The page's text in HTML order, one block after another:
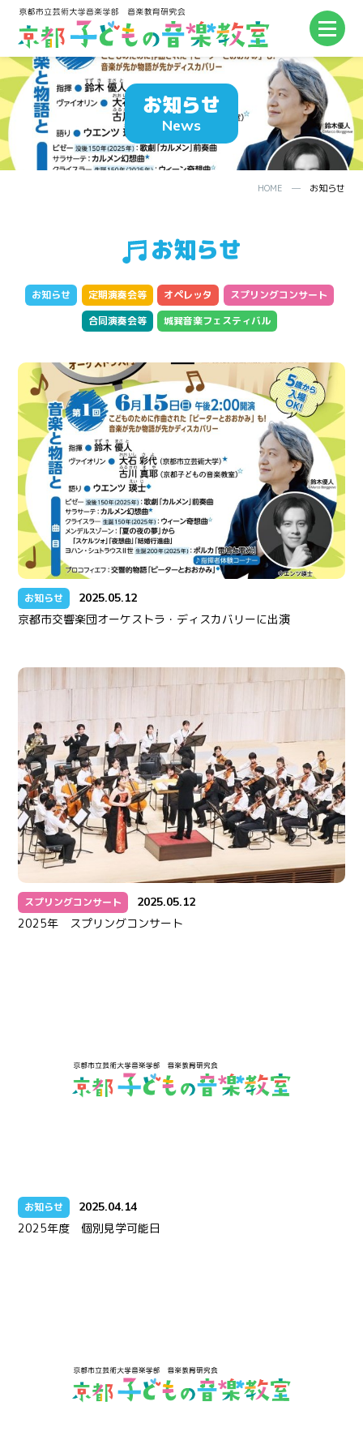
お知らせ
News
HOME ─ お知らせ
お知らせ
お知らせ 定期演奏会等 オペレッタ
スプリングコンサート
合同演奏会等
城巽音楽フェスティバル
お知らせ 2025.05.12
京都市交響楽団オーケストラ・ディスカバリーに出演
スプリングコンサート 2025.05.12
2025年 スプリングコンサート
お知らせ 2025.04.14
2025年度 個別見学可能日